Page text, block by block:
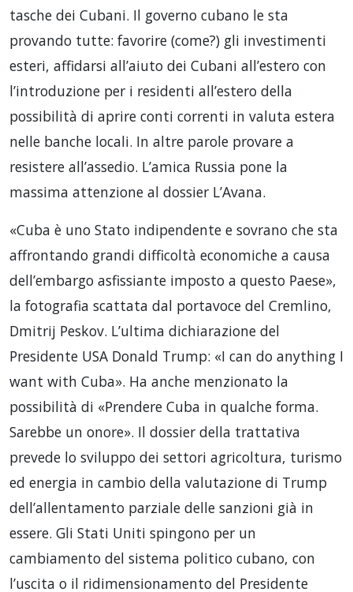
tasche dei Cubani. Il governo cubano le sta
provando tutte: favorire (come?) gli investimenti
esteri, affidarsi all’aiuto dei Cubani all’estero con
l’introduzione per i residenti all’estero della
possibilità di aprire conti correnti in valuta estera
nelle banche locali. In altre parole provare a
resistere all’assedio. L’amica Russia pone la
massima attenzione al dossier L’Avana.
«Cuba è uno Stato indipendente e sovrano che sta
affrontando grandi difficoltà economiche a causa
dell’embargo asfissiante imposto a questo Paese»,
la fotografia scattata dal portavoce del Cremlino,
Dmitrij Peskov. L’ultima dichiarazione del
Presidente USA Donald Trump: «I can do anything I
want with Cuba». Ha anche menzionato la
possibilità di «Prendere Cuba in qualche forma.
Sarebbe un onore». Il dossier della trattativa
prevede lo sviluppo dei settori agricoltura, turismo
ed energia in cambio della valutazione di Trump
dell’allentamento parziale delle sanzioni già in
essere. Gli Stati Uniti spingono per un
cambiamento del sistema politico cubano, con
l’uscita o il ridimensionamento del Presidente